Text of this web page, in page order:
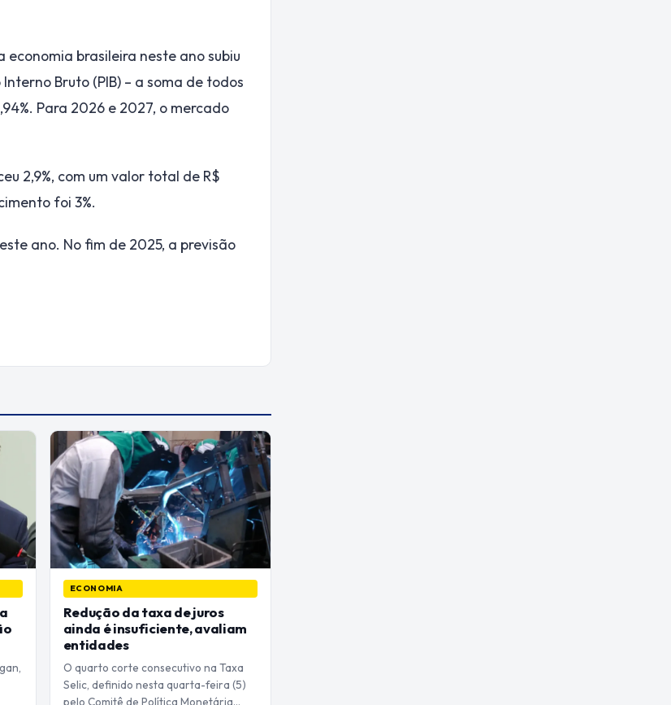
brasileira neste ano subiu
Bruto (PIB) – a soma de todos
Para 2026 e 2027, o mercado
2,9%, com um valor total de R$
foi 3%.
ano. No fim de 2025, a previsão
ECONOMIA
Redução da taxa de juros
ainda é insuficiente, avaliam
entidades
O quarto corte consecutivo na Taxa
Selic, definido nesta quarta-feira (5)
pelo Comitê de Política Monetária…